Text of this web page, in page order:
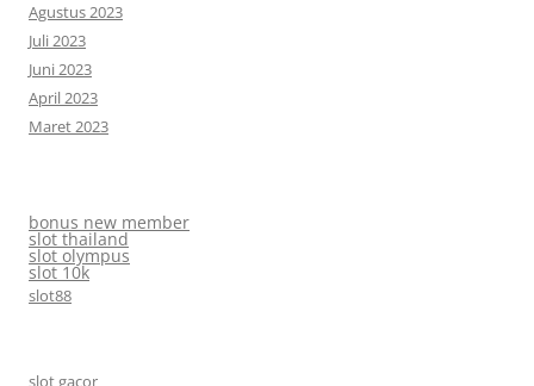
Agustus 2023
Juli 2023
Juni 2023
April 2023
Maret 2023
bonus new member
slot thailand
slot olympus
slot 10k
slot88
slot gacor